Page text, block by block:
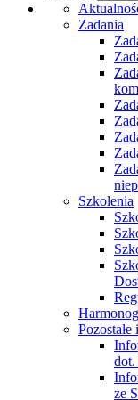
Zadania
Szkolenia
ze